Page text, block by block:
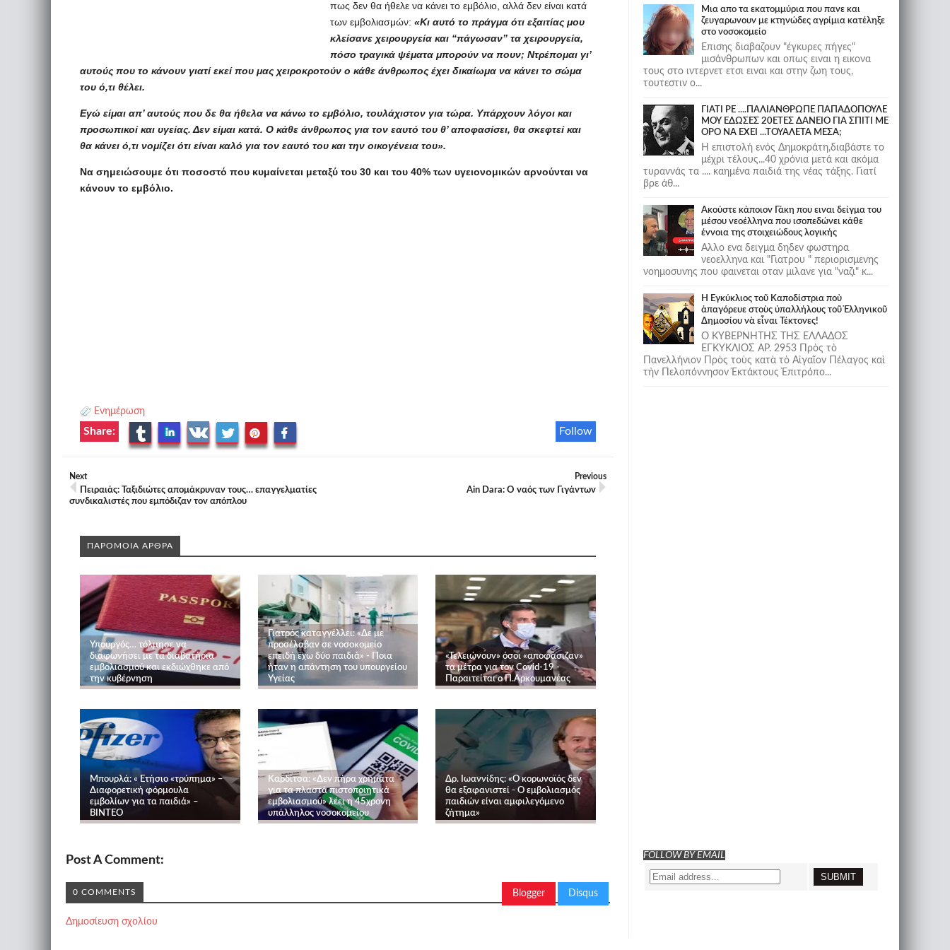
πως δεν θα ήθελε να κάνει το εμβόλιο, αλλά δεν είναι κατά
των εμβολιασμών: «Κι αυτό το πράγμα ότι εξαιτίας μου
κλείσανε χειρουργεία και “πάγωσαν” τα χειρουργεία,
πόσο τραγικά ψέματα μπορούν να πουν; Ντρέπομαι γι’
αυτούς που το κάνουν γιατί εκεί που μας χειροκροτούν ο κάθε άνθρωπος έχει δικαίωμα να κάνει το σώμα
του ό,τι θέλει.
Εγώ είμαι απ’ αυτούς που δε θα ήθελα να κάνω το εμβόλιο, τουλάχιστον για τώρα. Υπάρχουν λόγοι και
προσωπικοί και υγείας. Δεν είμαι κατά. Ο κάθε άνθρωπος για τον εαυτό του θ’ αποφασίσει, θα σκεφτεί και
θα κάνει ό,τι νομίζει ότι είναι καλό για τον εαυτό του και την οικογένεια του».
Να σημειώσουμε ότι ποσοστό που κυμαίνεται μεταξύ του 30 και του 40% των υγειονομικών αρνούνται να
κάνουν το εμβόλιο.
Ενημέρωση
Follow
Share:
Next
Πειραιάς: Ταξιδιώτες απομάκρυναν τους… επαγγελματίες
συνδικαλιστές που εμπόδιζαν τον απόπλου
Previous
Ain Dara: Ο ναός των Γιγάντων
ΠΑΡΟΜΟΙΑ ΑΡΘΡΑ
Υπουργός… τόλμησε να
διαφωνήσει με τα διαβατήρια
εμβολιασμού και εκδιώχθηκε από
την κυβέρνηση
Γιατρός καταγγέλλει: «Δε με
προσέλαβαν σε νοσοκομείο
επειδή έχω δύο παιδιά» - Ποια
ήταν η απάντηση του υπουργείου
Υγείας
«Τελειώνουν» όσοι «αποφάσιζαν»
τα μέτρα για τον Covid-19 -
Παραιτείται ο Π.Αρκουμανέας
Μπουρλά: « Ετήσιο «τρύπημα» –
Διαφορετική φόρμουλα
εμβολίων για τα παιδιά» –
ΒΙΝΤΕΟ
Καρδίτσα: «Δεν πήρα χρήματα
για τα πλαστά πιστοποιητικά
εμβολιασμού» λέει η 45χρονη
υπάλληλος νοσοκομείου
Δρ. Ιωαννίδης: «Ο κορωνοϊός δεν
θα εξαφανιστεί - Ο εμβολιασμός
παιδιών είναι αμφιλεγόμενο
ζήτημα»
Post A Comment:
Blogger Disqus
0 COMMENTS
Δημοσίευση σχολίου
Μια απο τα εκατομμύρια που πανε και
ζευγαρωνουν με κτηνώδες αγρίμια κατέληξε
στο νοσοκομείο
Επισης διαβαζουν "έγκυρες πήγες"
μισάνθρωπων και οπως ειναι η εικονα
τους στο ιντερνετ ετσι ειναι και στην ζωη τους,
τουτεστιν ο...
ΓΙΑΤΙ ΡΕ ....ΠΑΛΙΑΝΘΡΩΠΕ ΠΑΠΑΔΟΠΟΥΛΕ
ΜΟΥ ΕΔΩΣΕΣ 20ΕΤΕΣ ΔΑΝΕΙΟ ΓΙΑ ΣΠΙΤΙ ΜΕ
ΟΡΟ ΝΑ ΕΧΕΙ ...ΤΟΥΑΛΕΤΑ ΜΕΣΑ;
Η επιστολή ενός Δημοκράτη,διαβάστε το
μέχρι τέλους...40 χρόνια μετά και ακόμα
τυραννάς τα .... καημένα παιδιά της νέας τάξης. Γιατί
βρε άθ...
Ακούστε κάποιον Γάκη που ειναι δείγμα του
μέσου νεοέλληνα που ισοπεδώνει κάθε
έννοια της στοιχειώδους λογικής
Αλλο ενα δειγμα δηδεν φωστηρα
νεοελληνα και "Γιατρου " περιορισμενης
νοημοσυνης που φαινεται οταν μιλανε για "ναζι" κ...
Ἡ Ἐγκύκλιος τοῦ Καποδίστρια ποὺ
ἀπαγόρευε στοὺς ὑπαλλήλους τοῦ Ἑλληνικοῦ
Δημοσίου νὰ εἶναι Τέκτονες!
Ο ΚΥΒΕΡΝΗΤΗΣ ΤΗΣ ΕΛΛΑΔΟΣ
ΕΓΚΥΚΛΙΟΣ ΑΡ. 2953 Πρὸς τὸ
Πανελλήνιον Πρὸς τοὺς κατὰ τὸ Αἰγαῖον Πέλαγος καὶ
τὴν Πελοπόννησον Ἐκτάκτους Ἐπιτρόπο...
FOLLOW BY EMAIL